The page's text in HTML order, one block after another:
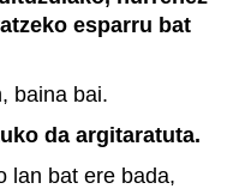
esparru bat
baina bai.
da argitaratuta.
lan bat ere bada,